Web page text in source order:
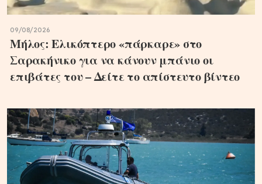
09/08/2026
Μήλος: Ελικόπτερο «πάρκαρε» στο
Σαρακήνικο για να κάνουν μπάνιο οι
επιβάτες του – Δείτε το απίστευτο βίντεο